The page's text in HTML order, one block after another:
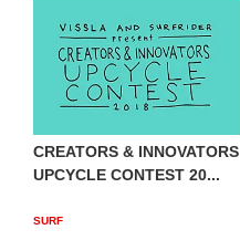
CREATORS & INNOVATORS
UPCYCLE CONTEST 20...
SURF